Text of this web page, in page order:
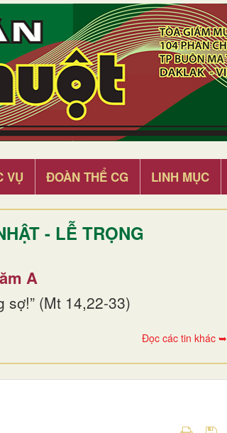
VỤ ĐOÀN THỂ CG LINH MỤC
- LỄ TRỌNG
A
sợ!” (Mt 14,22-33)
Đọc các tin khác ➥